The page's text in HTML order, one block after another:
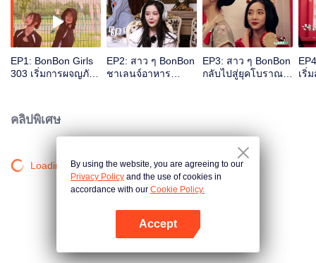
อย่างกล้าหาญ ในที่สุดก็ไปถึงสถานที่จัดปาร์ตีฤดูร้อนแสนสุข
EP1: BonBon Girls
303 เริ่มการผจญภัย
EP2: สาว ๆ BonBon
ชาเลนจ์อาหาร
EP3: สาว ๆ BonBon
กลับไปสู่ยุคโบราณ
เริ่
คลิปพิเศษ
Loading…By using the website, you are agreeing to our
Privacy Policy and the use of cookies in
accordance with our Cookie Policy.
Accept